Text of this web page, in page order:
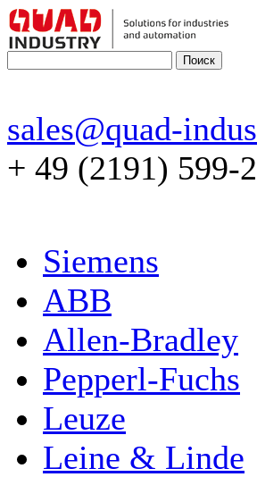
sales@quad-
+ 49 (2191) 599-
Siemens
ABB
Allen-Bradley
Pepperl-Fuchs
Leuze
Leine & Linde